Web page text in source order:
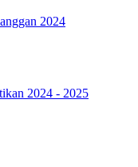
2024
2024 - 2025